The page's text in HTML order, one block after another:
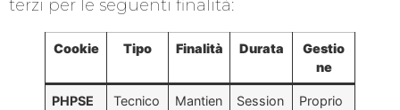
terzi per le seguenti finalità:
Cookie Tipo Finalità Durata
Gestio
ne
PHPSE
Tecnico
Mantien
Session
Proprio